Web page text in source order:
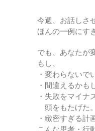
今週、お話しさ
ほんの一例にす
でも、あなたが
もし、
・変わらないで
・間違えるかも
・失敗をマイナ
頭をもたげた。
・緻密すぎる計